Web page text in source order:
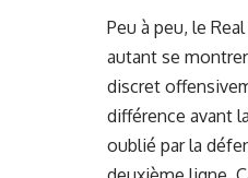
Peu à peu, le
autant se
discret
différence avant
oublié par la